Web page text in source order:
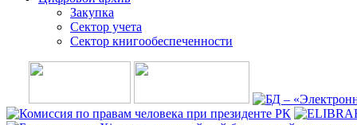
Закупка
Сектор учета
Сектор книгообеспеченности